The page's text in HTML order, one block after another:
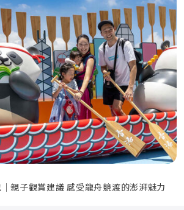
親子觀賞建議 感受龍舟競渡的澎湃魅力